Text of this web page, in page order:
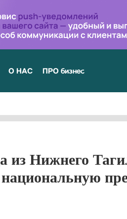
О НАС ПРО бизнес
из Нижнего
национальную